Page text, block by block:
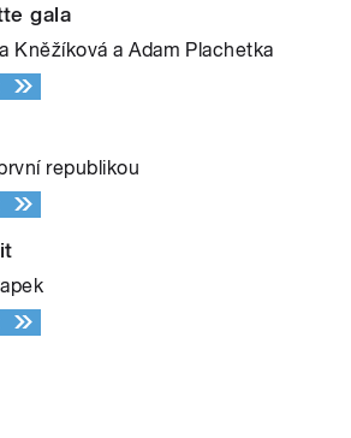
gala
Kněžíková a Adam Plachetka
republikou